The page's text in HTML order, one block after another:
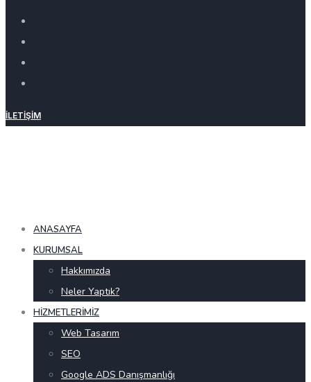
İLETIŞIM
ANASAYFA
KURUMSAL
Hakkımızda
Neler Yaptık?
HIZMETLERIMIZ
Web Tasarım
SEO
Google ADS Danışmanlığı